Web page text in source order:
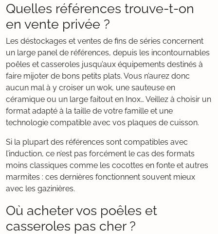
Quelles références trouve-t-on
en vente privée ?
Les déstockages et ventes de fins de séries concernent
un large panel de références, depuis les incontournables
poêles et casseroles jusqu’aux équipements destinés à
faire mijoter de bons petits plats. Vous n’aurez donc
aucun mal à y croiser un wok, une sauteuse en
céramique ou un large faitout en Inox… Veillez à choisir un
format adapté à la taille de votre famille et une
technologie compatible avec vos plaques de cuisson.
Si la plupart des références sont compatibles avec
l’induction, ce n’est pas forcément le cas des formats
moins classiques comme les cocottes en fonte et autres
marmites : ces dernières fonctionnent souvent mieux
avec les gazinières.
Où acheter vos poêles et
casseroles pas cher ?